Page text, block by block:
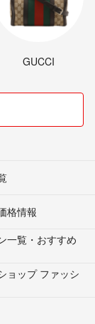
GUCCI
格情報
一覧・おすすめ
ョップ ファッシ